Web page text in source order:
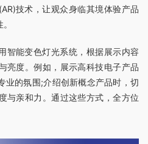
技术，让观众身临其境体验产品
智能变色灯光系统，根据展示内容
亮度。例如，展示高科技电子产品
业的氛围;介绍创新概念产品时，切
与亲和力。通过这些方式，全方位